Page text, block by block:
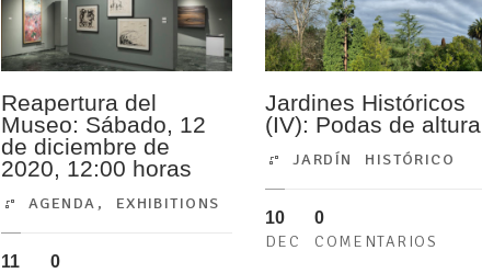
Reapertura del
Museo: Sábado, 12
de diciembre de
2020, 12:00 horas
AGENDA , EXHIBITIONS
11 0
Jardines Históricos
(IV): Podas de altura
JARDÍN HISTÓRICO
10
DEC
0
COMENTARIOS